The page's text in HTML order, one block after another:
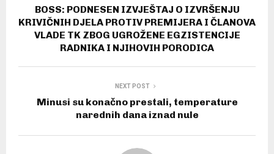
BOSS: PODNESEN IZVJEŠTAJ O IZVRŠENJU
KRIVIČNIH DJELA PROTIV PREMIJERA I ČLANOVA
VLADE TK ZBOG UGROŽENE EGZISTENCIJE
RADNIKA I NJIHOVIH PORODICA
NEXT POST
Minusi su konačno prestali, temperature
narednih dana iznad nule